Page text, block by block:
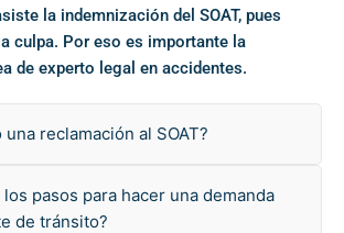
la indemnización del SOAT, pues
culpa. Por eso es importante la
de experto legal en accidentes.
una reclamación al SOAT?
pasos para hacer una demanda
de tránsito?